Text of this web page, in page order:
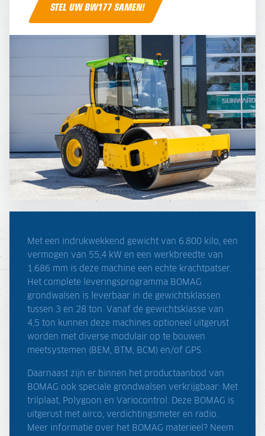
STEL UW BW177 SAMEN!
Met een indrukwekkend gewicht van 6.800 kilo, een
vermogen van 55,4 kW en een werkbreedte van
1.686 mm is deze machine een echte krachtpatser.
Het complete leveringsprogramma BOMAG
grondwalsen is leverbaar in de gewichtsklassen
tussen 3 en 28 ton. Vanaf de gewichtsklasse van
4,5 ton kunnen deze machines optioneel uitgerust
worden met diverse modulair op te bouwen
meetsystemen (BEM, BTM, BCM) en/of GPS.
Daarnaast zijn er binnen het productaanbod van
BOMAG ook speciale grondwalsen verkrijgbaar: Met
trilplaat, Polygoon en Variocontrol. Deze BOMAG is
uitgerust met airco, verdichtingsmeter en radio.
Meer informatie over het BOMAG materieel? Neem